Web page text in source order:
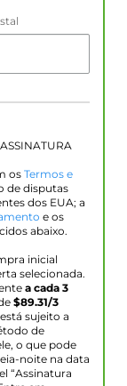
os Termos e
de disputas
dos EUA; a
e os
abaixo.
inicial
selecionada.
a cada 3
$89.31/3
sujeito a
de
o que pode
noite na data
“Assinatura